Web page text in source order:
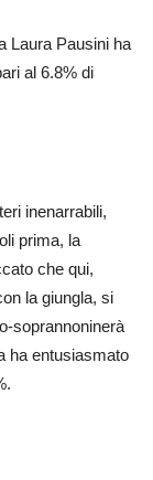
Laura Pausini ha
al 6.8% di
inenarrabili,
prima, la
che qui,
la giungla, si
soprannoninerà
ha entusiasmato